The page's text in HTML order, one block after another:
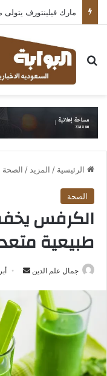
بحث عن
الرئيسية / المزيد / الصحة
الصحة
الكرفس
طبيعية
جمال علم الدين
أرسل
إلكترونيا